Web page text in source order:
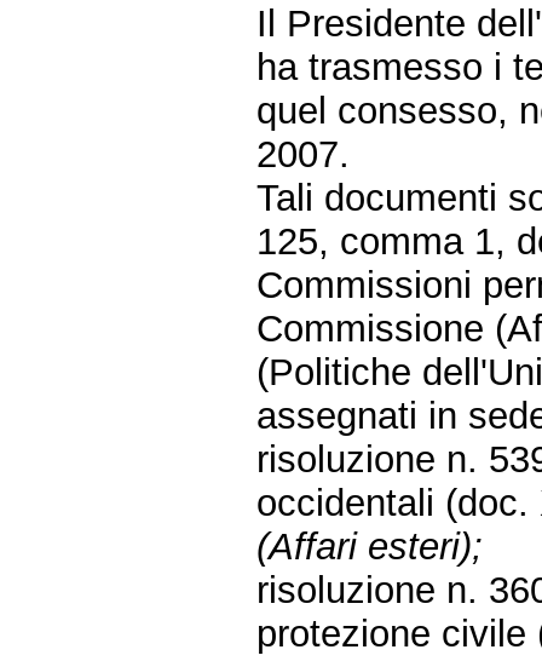
Il Presidente
ha trasmesso i
quel consesso,
2007.
Tali documenti
125, comma 1,
Commissioni
Commissione
(Politiche
assegnati in
risoluzione n.
occidentali (doc.
(Affari esteri);
risoluzione n.
protezione civile